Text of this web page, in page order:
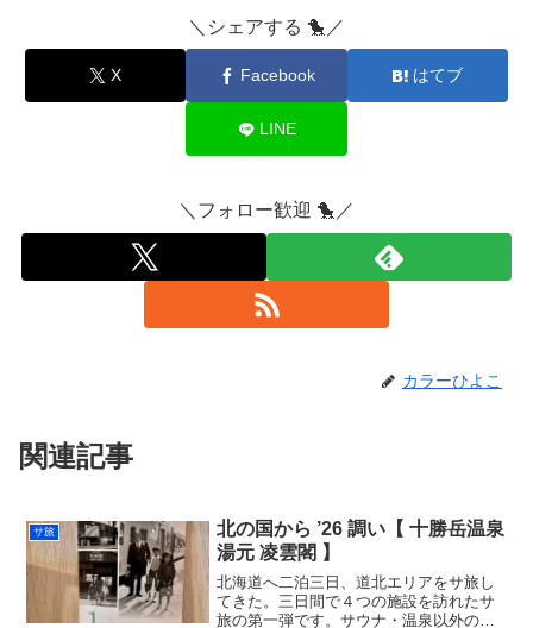
＼シェアする 🐤／
X Facebook はてブ
LINE
＼フォロー歓迎 🐤／
カラーひよこ
関連記事
サ旅
北の国から ’26 調い【 十勝岳温泉
湯元 凌雲閣 】
北海道へ二泊三日、道北エリアをサ旅し
てきた。三日間で４つの施設を訪れたサ
旅の第一弾です。サウナ・温泉以外のレ